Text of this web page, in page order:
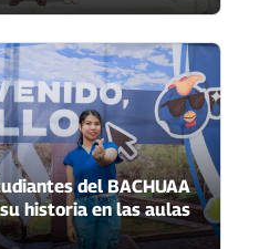
del BACHUAA
historia en las aulas